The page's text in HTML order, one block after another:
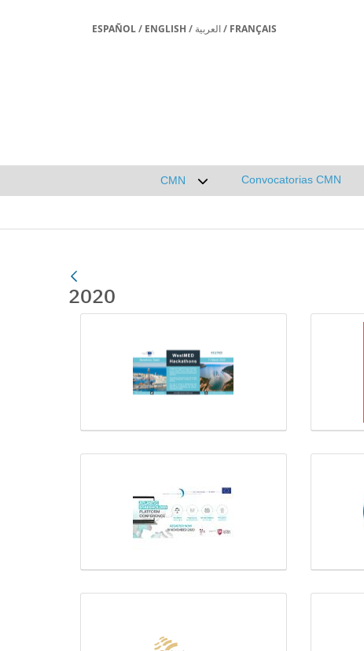
ESPAÑOL/ ENGLISH / العربية/ FRANÇAIS
CMN
Desplegar submenú de CMN
Convocatorias CMN
2020